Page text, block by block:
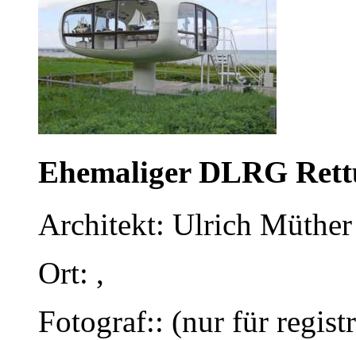
Ehemaliger DLRG
Architekt: Ulrich
Ort: ,
Fotograf:: (nur für